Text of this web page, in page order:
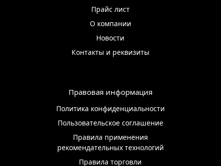
Прайс лист
О компании
Новости
Контакты и реквизиты
Правовая информация
Политика конфиденциальности
Пользовательское соглашение
Правила применения
рекомендательных технологий
Правила торговли